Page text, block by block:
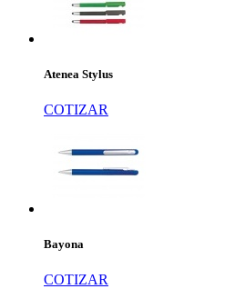
Atenea Stylus
COTIZAR
Bayona
COTIZAR